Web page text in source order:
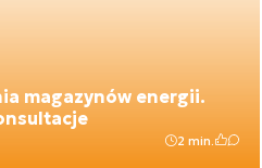
magazynów energii.
2 min.